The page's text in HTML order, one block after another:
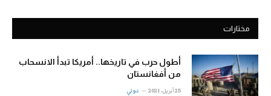
مختارات
أطول حرب في تاريخها.. أمريكا تبدأ الانسحاب
من أفغانستان
25 أبريل، 2021 دولي